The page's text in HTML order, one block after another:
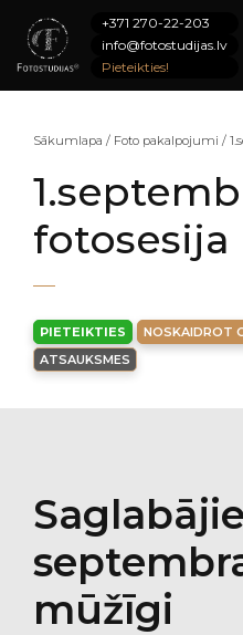
+371 270-22-203
info@fotostudijas.lv
Pieteikties!
Sākumlapa / Foto pakalpojumi /
fotosesija
PIETEIKTIES NOSKAIDROT
ATSAUKSMES
mūžīgi